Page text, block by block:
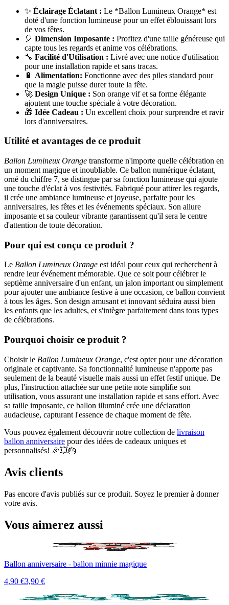
✨ Éclairage Éclatant : Le *Ballon Lumineux Orange* est
doté d'une fonction lumineuse pour un effet éblouissant lors
de vos fêtes.
🎈 Dimension Imposante : Profitez d'une taille généreuse qui
capte tous les regards et anime vos célébrations.
🔧 Facilité d'Utilisation : Livré avec une notice d'utilisation
pour une installation rapide et sans tracas.
🔋 Alimentation: Fonctionne avec des piles standard pour
que la magie puisse durer toute la fête.
🚀 Design Unique : Son orange vif et sa forme élégante
ajoutent une touche spéciale à votre décoration.
🎁 Idée Cadeau : Un excellent choix pour surprendre et ravir
lors d'anniversaires.
Utilité et avantages de ce produit
Ballon Lumineux Orange transforme n'importe quelle célébration en
un moment magique et inoubliable. Ce ballon numérique éclatant,
orné du chiffre 7, se distingue par sa fonction lumineuse qui ajoute
une touche d'éclat à vos festivités. Fabriqué pour attirer les regards,
il crée une ambiance lumineuse et joyeuse, parfaite pour les
anniversaires, les fêtes et les événements spéciaux. Son allure
imposante et sa couleur vibrante garantissent qu'il sera le centre
d'attention de toute décoration.
Pour qui est conçu ce produit ?
Le Ballon Lumineux Orange est idéal pour ceux qui recherchent à
rendre leur événement mémorable. Que ce soit pour célébrer le
septième anniversaire d'un enfant, un jalon important ou simplement
pour ajouter une ambiance festive à une occasion, ce ballon convient
à tous les âges. Son design amusant et innovant séduira aussi bien
les enfants que les adultes, et s'intègre parfaitement dans tous types
de célébrations.
Pourquoi choisir ce produit ?
Choisir le Ballon Lumineux Orange, c'est opter pour une décoration
originale et captivante. Sa fonctionnalité lumineuse n'apporte pas
seulement de la beauté visuelle mais aussi un effet festif unique. De
plus, l'instruction attachée sur une petite note simplifie son
utilisation, vous assurant une installation rapide et sans effort. Avec
sa taille imposante, ce ballon illuminé crée une déclaration
audacieuse, capturant l'essence de chaque moment de fête.
Vous pouvez également découvrir notre collection de livraison
ballon anniversaire pour des idées de cadeaux uniques et
personnalisés! 🎉💥🎂
Avis clients
Pas encore d'avis publiés sur ce produit. Soyez le premier à donner
votre avis.
Vous aimerez aussi
Ballon anniversaire - ballon minnie magique
4,90 €3,90 €
Promo